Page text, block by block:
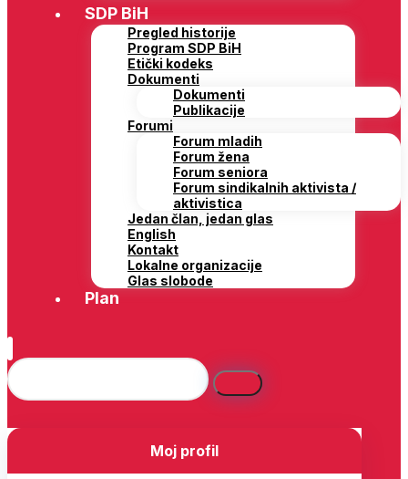
SDP BiH
Pregled historije
Program SDP BiH
Etički kodeks
Dokumenti
Dokumenti
Publikacije
Forumi
Forum mladih
Forum žena
Forum seniora
Forum sindikalnih aktivista /
aktivistica
Jedan član, jedan glas
English
Kontakt
Lokalne organizacije
Glas slobode
Plan
Moj profil